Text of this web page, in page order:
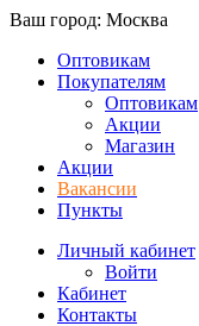
Ваш город: Москва
Оптовикам
Покупателям
Оптовикам
Акции
Магазин
Акции
Вакансии
Пункты
Личный кабинет
Войти
Кабинет
Контакты